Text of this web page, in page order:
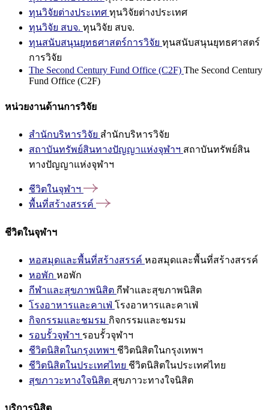
ทุนวิจัยต่างประเทศ ทุนวิจัยต่างประเทศ
ทุนวิจัย สบจ. ทุนวิจัย สบจ.
ทุนสนับสนุนยุทธศาสตร์การวิจัย ทุนสนับสนุนยุทธศาสตร์
การวิจัย
The Second Century Fund Office (C2F) The Second Century
Fund Office (C2F)
หน่วยงานด้านการวิจัย
สำนักบริหารวิจัย สำนักบริหารวิจัย
สถาบันทรัพย์สินทางปัญญาแห่งจุฬาฯ สถาบันทรัพย์สิน
ทางปัญญาแห่งจุฬาฯ
ชีวิตในจุฬาฯ
พื้นที่สร้างสรรค์
ชีวิตในจุฬาฯ
หอสมุดและพื้นที่สร้างสรรค์ หอสมุดและพื้นที่สร้างสรรค์
หอพัก หอพัก
กีฬาและสุขภาพนิสิต กีฬาและสุขภาพนิสิต
โรงอาหารและคาเฟ่ โรงอาหารและคาเฟ่
กิจกรรมและชมรม กิจกรรมและชมรม
รอบรั้วจุฬาฯ รอบรั้วจุฬาฯ
ชีวิตนิสิตในกรุงเทพฯ ชีวิตนิสิตในกรุงเทพฯ
ชีวิตนิสิตในประเทศไทย ชีวิตนิสิตในประเทศไทย
สุขภาวะทางใจนิสิต สุขภาวะทางใจนิสิต